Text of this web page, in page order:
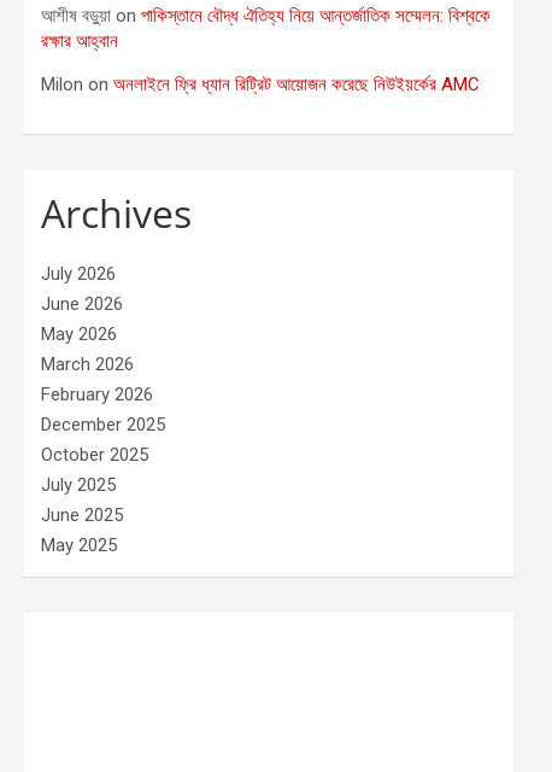
আশীষ বড়ুয়া onপাকিস্তানে বৌদ্ধ ঐতিহ্য নিয়ে আন্তর্জাতিক সম্মেলন: বিশ্বকে
রক্ষার আহ্বান
Milon onঅনলাইনে ফ্রি ধ্যান রিট্রিট আয়োজন করেছে নিউইয়র্কের AMC
Archives
July 2026
June 2026
May 2026
March 2026
February 2026
December 2025
October 2025
July 2025
June 2025
May 2025